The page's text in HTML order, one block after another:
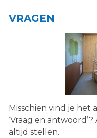
VRAGEN
Misschien vind je
‘Vraag en
altijd stellen.